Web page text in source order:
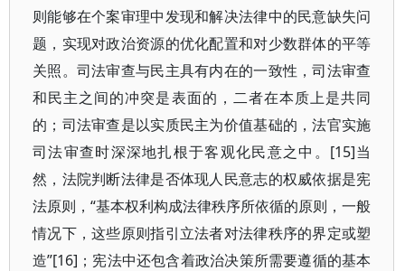
则能够在个案审理中发现和解决法律中的民意缺失问
题，实现对政治资源的优化配置和对少数群体的平等
关照。司法审查与民主具有内在的一致性，司法审查
和民主之间的冲突是表面的，二者在本质上是共同
的；司法审查是以实质民主为价值基础的，法官实施
司法审查时深深地扎根于客观化民意之中。[15]当
然，法院判断法律是否体现人民意志的权威依据是宪
法原则，“基本权利构成法律秩序所依循的原则，一般
情况下，这些原则指引立法者对法律秩序的界定或塑
造”[16]；宪法中还包含着政治决策所需要遵循的基本